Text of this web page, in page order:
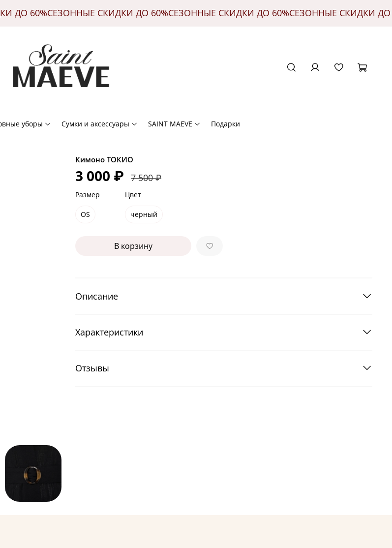
ДО 60%СЕЗОННЫЕ СКИДКИ ДО 60%СЕЗОННЫЕ СКИДКИ ДО 60%СЕЗОННЫЕ СКИДКИ
уборы Сумки и аксессуары SAINT MAEVE Подарки
Кимоно ТОКИО
3 000 ₽ 7 500 ₽
В корзину
Размер
OS
Цвет
черный
Описание
Характеристики
Отзывы